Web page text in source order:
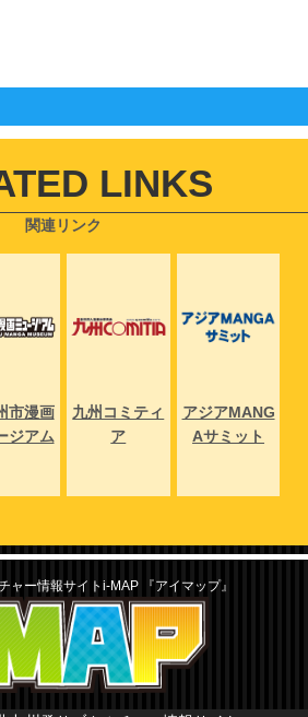
LINKS
関連リンク
市漫画
ジアム
九州コミティ
ア
アジアMANG
Aサミット
ャー情報サイトi-MAP 『アイマップ』